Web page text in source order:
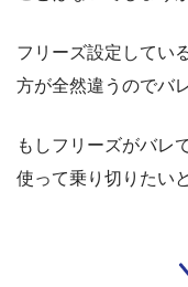
フリーズ設定してい
方が全然違うのでバ
もしフリーズがバレ
使って乗り切りたい